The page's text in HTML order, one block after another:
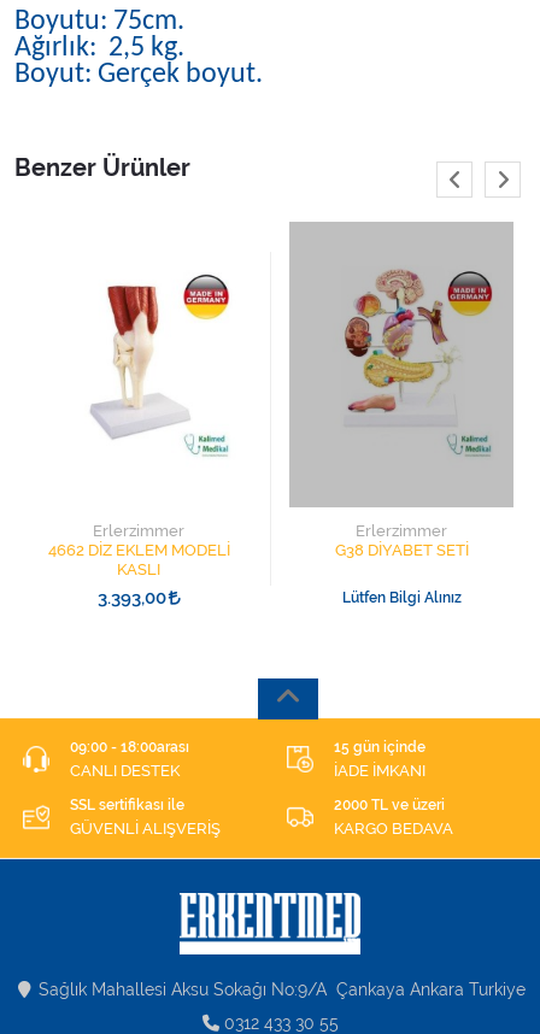
Boyutu: 75cm.
Ağırlık: 2,5 kg.
Boyut: Gerçek boyut.
Benzer Ürünler
Erlerzimmer
4662 DİZ EKLEM MODELİ
KASLI
3.393,00
Erlerzimmer
G38 DİYABET SETİ
Lütfen Bilgi Alınız
09:00 - 18:00arası
CANLI DESTEK
15 gün içinde
İADE İMKANI
SSL sertifikası ile
GÜVENLİ ALIŞVERİŞ
2000 TL ve üzeri
KARGO BEDAVA
Sağlık Mahallesi Aksu Sokağı No:9/A Çankaya Ankara Turkiye
0312 433 30 55